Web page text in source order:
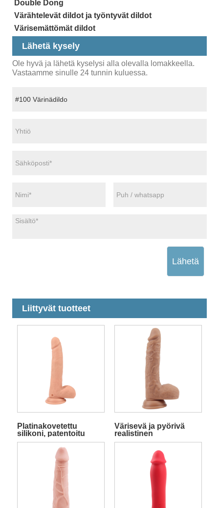
Double Dong
Värähtelevät dildot ja työntyvät dildot
Värisemättömät dildot
Lähetä kysely
Ole hyvä ja lähetä kyselysi alla olevalla lomakkeella.
Vastaamme sinulle 24 tunnin kuluessa.
Lähetä
Liittyvät tuotteet
Platinakovetettu
silikoni, patentoitu
työntävä dildo
äärimmäisellä teholla
Värisevä ja pyörivä
realistinen
nestemäinen
pursketilassa